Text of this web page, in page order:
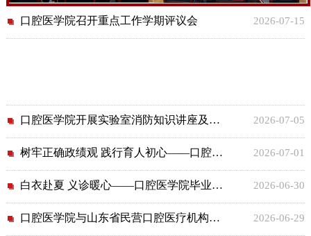
口腔医学院召开重点工作学期评议会 2026-07-15
口腔医学院开展实验室消防知识讲座及应急演练 2026-07-05
树牢正确政绩观 践行育人初心——口腔医学院为党员过“政治生日” 2026-07-01
白衣赴夏 义诊暖心——口腔医学院毕业生党员义诊致敬校园守护者 2026-06-30
口腔医学院与山东省民营口腔医疗机构协会签署合作框架协议 2026-06-29